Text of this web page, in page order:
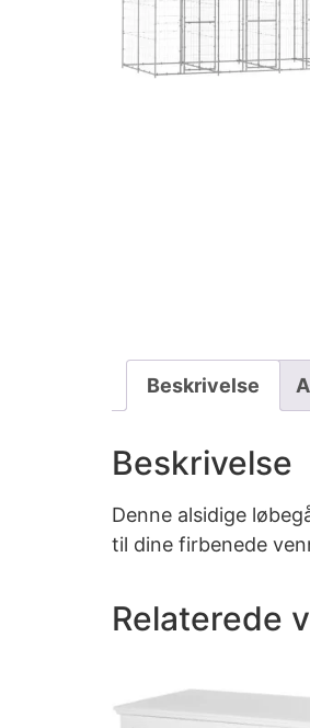
Beskrivelse
Beskrivelse
Denne alsidige
til dine firbenede
Relaterede